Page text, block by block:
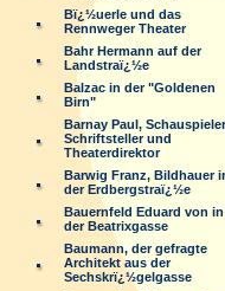
Bï¿½uerle und das
Rennweger Theater
Bahr Hermann auf der
Landstraï¿½e
Balzac in der "Goldenen
Birn"
Barnay Paul,
Schriftsteller und
Theaterdirektor
Barwig Franz, Bildhauer
der Erdbergstraï¿½e
Bauernfeld Eduard von in
der Beatrixgasse
Baumann, der gefragte
Architekt aus der
Sechskrï¿½gelgasse